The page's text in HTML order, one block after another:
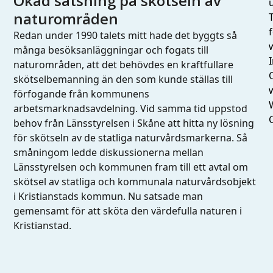
naturområden
Redan under 1990 talets mitt hade det byggts så
många besöksanläggningar och fogats till
naturområden, att det behövdes en kraftfullare
skötselbemanning än den som kunde ställas till
förfogande från kommunens
arbetsmarknadsavdelning. Vid samma tid uppstod
behov från Länsstyrelsen i Skåne att hitta ny lösning
för skötseln av de statliga naturvårdsmarkerna. Så
småningom ledde diskussionerna mellan
Länsstyrelsen och kommunen fram till ett avtal om
skötsel av statliga och kommunala naturvårdsobjekt
i Kristianstads kommun. Nu satsade man
gemensamt för att sköta den värdefulla naturen i
Kristianstad.